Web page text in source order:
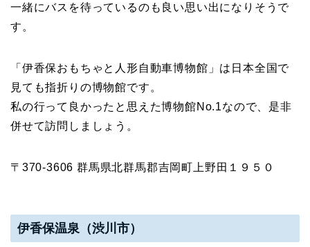
一緒にバスを待っているのも良い思い出になりそうで
す。
「伊香保おもちゃと人形自動車博物館」は日本全国で
見ても指折りの博物館です。
私の行って良かったと思えた博物館No.1なので、是非
併せて訪問しましょう。
〒370-3606 群馬県北群馬郡吉岡町上野田１９５０
伊香保温泉（渋川市）